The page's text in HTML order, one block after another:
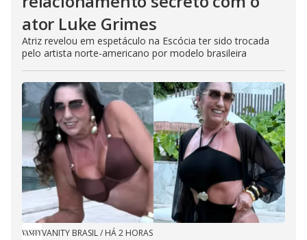
ator Luke Grimes
Atriz revelou em espetáculo na Escócia ter sido trocada
pelo artista norte-americano por modelo brasileira
VANITY BRASIL/ HÁ 2 HORAS